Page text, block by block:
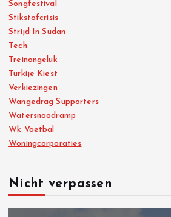
Songfestival
Stikstofcrisis
Strijd In Sudan
Tech
Treinongeluk
Turkije Kiest
Verkiezingen
Wangedrag Supporters
Watersnoodramp
Wk Voetbal
Woningcorporaties
Nicht verpassen